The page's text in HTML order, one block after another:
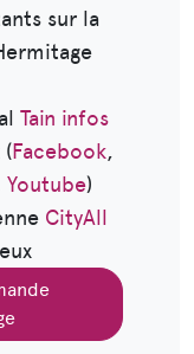
sur la
Tain infos
(Facebook,
Youtube)
CityAll